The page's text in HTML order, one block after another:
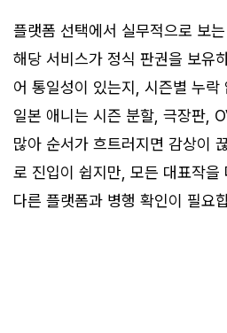
플랫폼 선택에서 실무적으로 보
해당 서비스가 정식 판권을 보유
어 통일성이 있는지, 시즌별 누락
일본 애니는 시즌 분할, 극장판,
많아 순서가 흐트러지면 감상이
로 진입이 쉽지만, 모든 대표작을
다른 플랫폼과 병행 확인이 필요